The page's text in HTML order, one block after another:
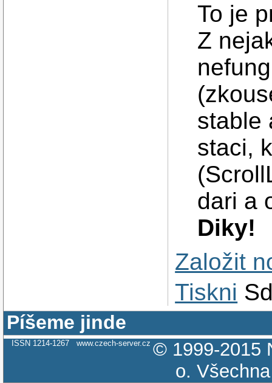
To je
Z
stable
staci,
dari a
Diky!
Založit
Tiskni
Píšeme jinde
ISSN 1214-1267 www.czech-server.cz © 1999-2015
o.